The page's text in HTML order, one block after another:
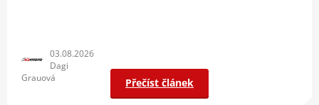
Přečíst článek
03.08.2026
Dagi
Grauová